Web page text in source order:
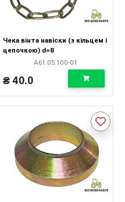
Чека вінта навіски (з кільцем і
цепочкою) d=8
А61.05.100-01
₴ 40.0